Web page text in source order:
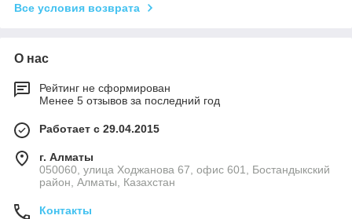
Все условия возврата
О нас
Рейтинг не сформирован
Менее 5 отзывов за последний год
Работает с 29.04.2015
г. Алматы
050060, улица Ходжанова 67, офис 601, Бостандыкский
район, Алматы, Казахстан
Контакты